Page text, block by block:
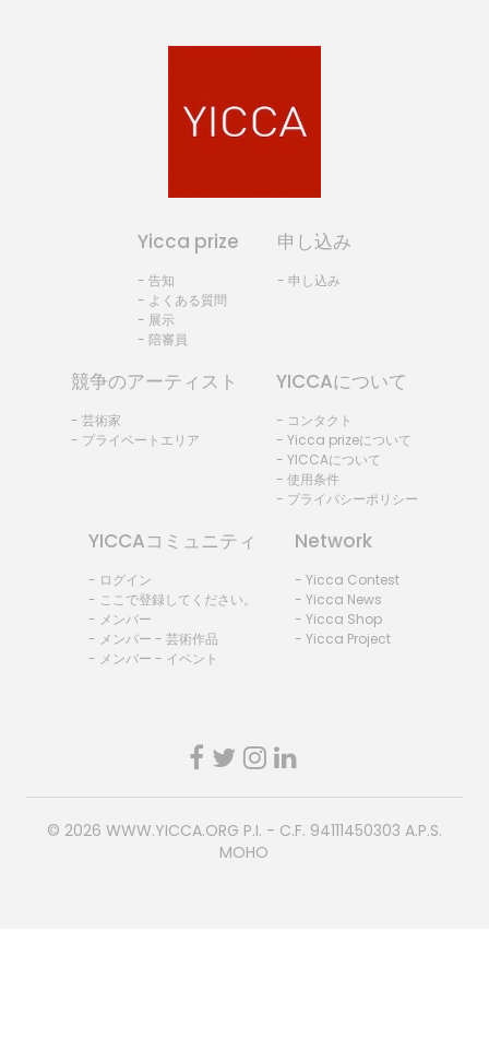
Yicca prize
- 告知
- よくある質問
- 展示
- 陪審員
申し込み
- 申し込み
競争のアーティスト
- 芸術家
- プライベートエリア
YICCAについて
- コンタクト
- Yicca prizeについて
- YICCAについて
- 使用条件
- プライバシーポリシー
YICCAコミュニティ
- ログイン
- ここで登録してください。
- メンバー
- メンバー - 芸術作品
- メンバー - イベント
Network
- Yicca Contest
- Yicca News
- Yicca Shop
- Yicca Project
© 2026 WWW.YICCA.ORG P.I. - C.F. 94111450303 A.P.S.
MOHO